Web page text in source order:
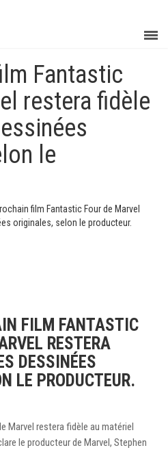
Fantastic
restera fidèle
le
film Fantastic Four de Marvel
originales, selon le producteur.
FILM FANTASTIC
RESTERA
DESSINÉES
LE PRODUCTEUR.
Marvel restera fidèle au matériel
le producteur de Marvel, Stephen